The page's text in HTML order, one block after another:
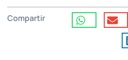
Compartir